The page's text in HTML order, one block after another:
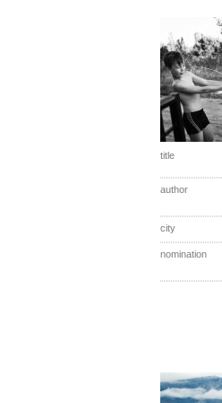
title
author
city
nomination